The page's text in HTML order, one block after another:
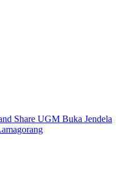
Share UGM Buka Jendela